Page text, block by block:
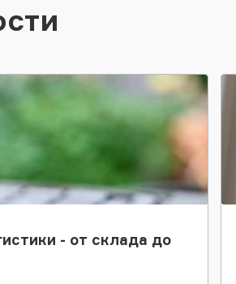
- от склада до